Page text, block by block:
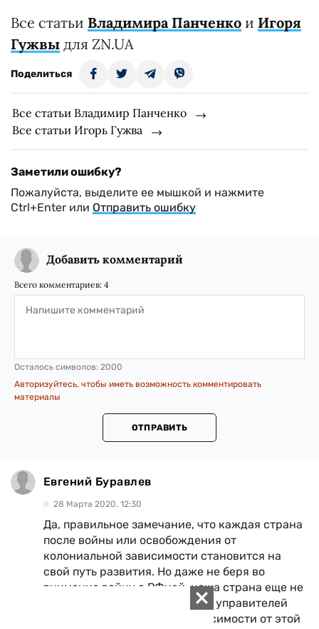
Все статьи Владимира Панченко и Игоря
Гужвы для ZN.UA
Поделиться
Все статьи Владимир Панченко
Все статьи Игорь Гужва
Заметили ошибку?
Пожалуйста, выделите ее мышкой и нажмите
Ctrl+Enter или Отправить ошибку
Добавить комментарий
Всего комментариев: 4
Осталось символов: 2000
Авторизуйтесь, чтобы иметь возможность комментировать
материалы
ОТПРАВИТЬ
Евгений Буравлев
28 Марта 2020, 12:30
Да, правильное замечание, что каждая страна
после войны или освобождения от
колониальной зависимости становится на
свой путь развития. Но даже не беря во
внимание войну с РФией, наша страна еще не
вышла из войны с коррупциец управителей
страной и колониальной зависимости от этой